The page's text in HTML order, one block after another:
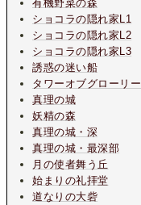
有機野菜の森
ショコラの隠れ家L1
ショコラの隠れ家L2
ショコラの隠れ家L3
誘惑の迷い船
タワーオブグローリー
真理の城
妖精の森
真理の城・深
真理の城・最深部
月の使者舞う丘
始まりの礼拝堂
道なりの大砦